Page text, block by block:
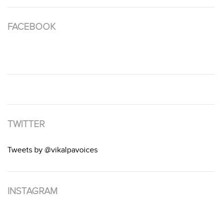
FACEBOOK
TWITTER
Tweets by @vikalpavoices
INSTAGRAM